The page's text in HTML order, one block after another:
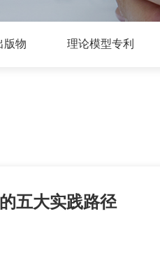
版物 理论模型专利
五大实践路径